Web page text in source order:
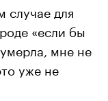
случае для
«если бы
мне не
уже не